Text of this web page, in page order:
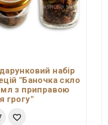
набір
"Баночка скло
з приправою
грогу"